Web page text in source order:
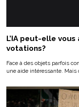
L’IA peut-elle
votations?
Face à des objets parfois
une aide intéressante.